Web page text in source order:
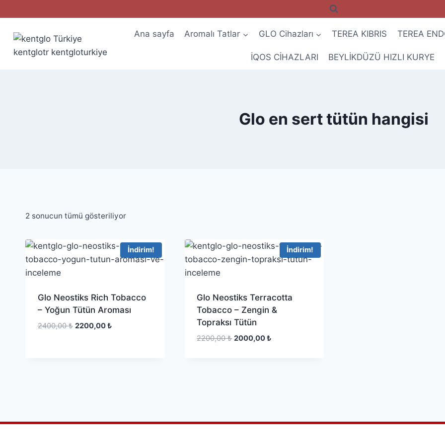
Ana sayfa Aromalı Tatlar GLO Cihazları TEREA KIBRIS TEREA
İQOS CİHAZLARI BEYLİKDÜZÜ HIZLI KURYE
Glo en sert tütün hangisi
2 sonucun tümü gösteriliyor
İndirim!
Glo Neostiks Rich Tobacco
– Yoğun Tütün Aroması
2400,00₺ 2200,00₺
İndirim!
Glo Neostiks Terracotta
Tobacco – Zengin &
Topraksı Tütün
2200,00₺ 2000,00₺